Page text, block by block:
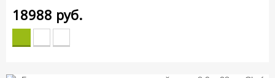
18988 руб.